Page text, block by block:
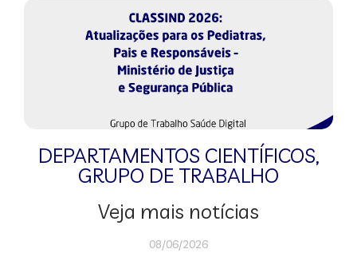
DEPARTAMENTOS CIENTÍFICOS,
GRUPO DE TRABALHO
Veja mais notícias
08/06/2026